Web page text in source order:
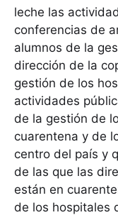
leche las
conferencias de
alumnos de la
dirección de la
gestión de los
actividades
de la gestión de
cuarentena y de
centro del país y
de las que las
están en
de los hospitales